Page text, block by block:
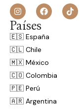
Países
🇪🇸 España
🇨🇱 Chile
🇲🇽 México
🇨🇴 Colombia
🇵🇪 Perú
🇦🇷 Argentina